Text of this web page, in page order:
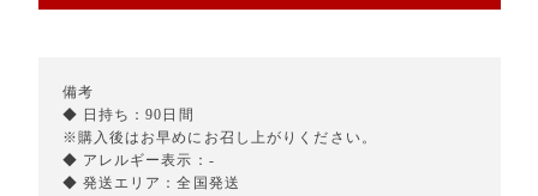
備考
◆ 日持ち：90日間
※購入後はお早めにお召し上がりください。
◆ アレルギー表示：-
◆ 発送エリア：全国発送